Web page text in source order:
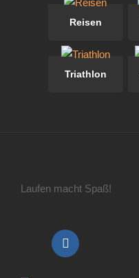
Reisen
Triathlon
Laufen macht Spaß!